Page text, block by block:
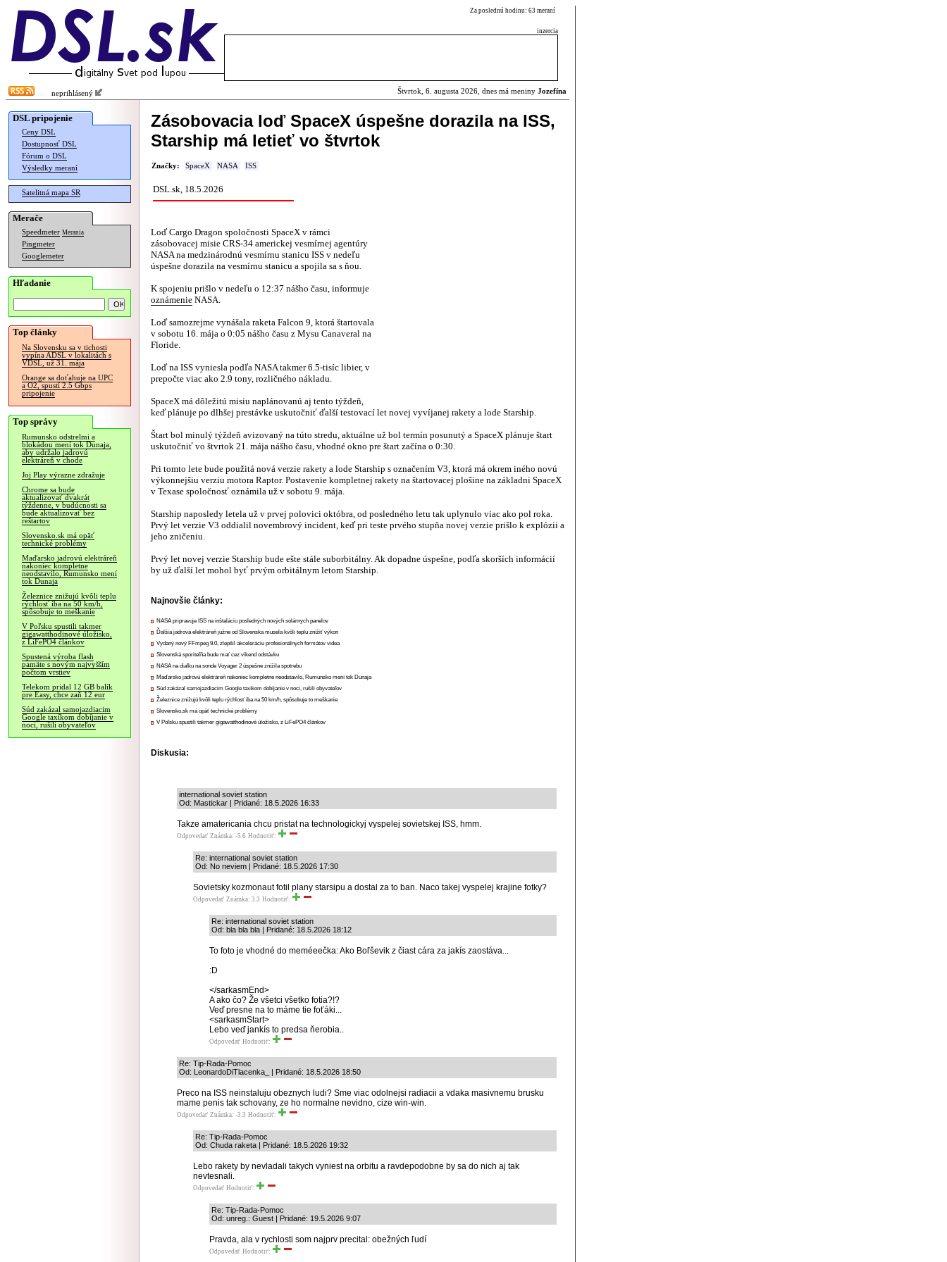
Za poslednú hodinu: 63 meraní
inzercia
neprihlásený Štvrtok, 6. augusta 2026, dnes má meniny Jozefína
DSL pripojenie
Ceny DSL
Dostupnosť DSL
Fórum o DSL
Výsledky meraní
Satelitná mapa SR
Merače
Speedmeter Merania
Pingmeter
Googlemeter
Hľadanie
Top články
Na Slovensku sa v tichosti
vypína ADSL v lokalitách s
VDSL, už 31. mája
Orange sa doťahuje na UPC
a O2, spustí 2.5 Gbps
pripojenie
Top správy
Rumunsko odstrelmi a
blokádou mení tok Dunaja,
aby udržalo jadrovú
elektráreň v chode
Joj Play výrazne zdražuje
Chrome sa bude
aktualizovať dvakrát
týždenne, v budúcnosti sa
bude aktualizovať bez
reštartov
Slovensko.sk má opäť
technické problémy
Maďarsko jadrovú elektráreň
nakoniec kompletne
neodstavilo, Rumunsko mení
tok Dunaja
Železnice znižujú kvôli teplu
rýchlosť iba na 50 km/h,
spôsobuje to meškanie
V Poľsku spustili takmer
gigawatthodinové úložisko,
z LiFePO4 článkov
Spustená výroba flash
pamäte s novým najvyšším
počtom vrstiev
Telekom pridal 12 GB balík
pre Easy, chce zaň 12 eur
Súd zakázal samojazdiacim
Google taxíkom dobíjanie v
noci, rušili obyvateľov
Zásobovacia loď SpaceX úspešne dorazila na ISS,
Starship má letieť vo štvrtok
Značky: SpaceX NASA ISS
DSL.sk, 18.5.2026
Loď Cargo Dragon spoločnosti SpaceX v rámci
zásobovacej misie CRS-34 americkej vesmírnej agentúry
NASA na medzinárodnú vesmírnu stanicu ISS v nedeľu
úspešne dorazila na vesmírnu stanicu a spojila sa s ňou.
K spojeniu prišlo v nedeľu o 12:37 nášho času, informuje
oznámenie NASA.
Loď samozrejme vynášala raketa Falcon 9, ktorá štartovala
v sobotu 16. mája o 0:05 nášho času z Mysu Canaveral na
Floride.
Loď na ISS vyniesla podľa NASA takmer 6.5-tisíc libier, v
prepočte viac ako 2.9 tony, rozličného nákladu.
SpaceX má dôležitú misiu naplánovanú aj tento týždeň,
keď plánuje po dlhšej prestávke uskutočniť ďalší testovací let novej vyvíjanej rakety a lode Starship.
Štart bol minulý týždeň avizovaný na túto stredu, aktuálne už bol termín posunutý a SpaceX plánuje štart
uskutočniť vo štvrtok 21. mája nášho času, vhodné okno pre štart začína o 0:30.
Pri tomto lete bude použitá nová verzie rakety a lode Starship s označením V3, ktorá má okrem iného novú
výkonnejšiu verziu motora Raptor. Postavenie kompletnej rakety na štartovacej plošine na základni SpaceX
v Texase spoločnosť oznámila už v sobotu 9. mája.
Starship naposledy letela už v prvej polovici októbra, od posledného letu tak uplynulo viac ako pol roka.
Prvý let verzie V3 oddialil novembrový incident, keď pri teste prvého stupňa novej verzie prišlo k explózii a
jeho zničeniu.
Prvý let novej verzie Starship bude ešte stále suborbitálny. Ak dopadne úspešne, podľa skorších informácií
by už ďalší let mohol byť prvým orbitálnym letom Starship.
Najnovšie články:
NASA pripravuje ISS na inštaláciu posledných nových solárnych panelov
Ďalšia jadrová elektráreň južne od Slovenska musela kvôli teplu znížiť výkon
Vydaný nový FFmpeg 9.0, zlepšil akceleráciu profesionálnych formátov videa
Slovenská sporiteľňa bude mať cez víkend odstávku
NASA na diaľku na sonde Voyager 2 úspešne znížila spotrebu
Maďarsko jadrovú elektráreň nakoniec kompletne neodstavilo, Rumunsko mení tok Dunaja
Súd zakázal samojazdiacim Google taxíkom dobíjanie v noci, rušili obyvateľov
Železnice znižujú kvôli teplu rýchlosť iba na 50 km/h, spôsobuje to meškanie
Slovensko.sk má opäť technické problémy
V Poľsku spustili takmer gigawatthodinové úložisko, z LiFePO4 článkov
Diskusia:
international soviet station
Od: Mastickar | Pridané: 18.5.2026 16:33
Takze amatericania chcu pristat na technologickyj vyspelej sovietskej ISS, hmm.
Odpovedať Známka: -5.6 Hodnotiť:
Re: international soviet station
Od: No neviem | Pridané: 18.5.2026 17:30
Sovietsky kozmonaut fotil plany starsipu a dostal za to ban. Naco takej vyspelej krajine fotky?
Odpovedať Známka: 3.3 Hodnotiť:
Re: international soviet station
Od: bla bla bla | Pridané: 18.5.2026 18:12
To foto je vhodné do meméeečka: Ako Boľševik z čiast cára za jakís zaostáva...
:D
</sarkasmEnd>
A ako čo? Že všetci všetko fotia?!?
Veď presne na to máme tie foťáki...
<sarkasmStart>
Lebo veď jankís to predsa ňerobia..
Odpovedať Hodnotiť:
Re: Tip-Rada-Pomoc
Od: LeonardoDiTlacenka_ | Pridané: 18.5.2026 18:50
Preco na ISS neinstaluju obeznych ludi? Sme viac odolnejsi radiacii a vdaka masivnemu brusku
mame penis tak schovany, ze ho normalne nevidno, cize win-win.
Odpovedať Známka: -3.3 Hodnotiť:
Re: Tip-Rada-Pomoc
Od: Chuda raketa | Pridané: 18.5.2026 19:32
Lebo rakety by nevladali takych vyniest na orbitu a ravdepodobne by sa do nich aj tak
nevtesnali.
Odpovedať Hodnotiť:
Re: Tip-Rada-Pomoc
Od: unreg.: Guest | Pridané: 19.5.2026 9:07
Pravda, ala v rychlosti som najprv precital: obežných ľudí
Odpovedať Hodnotiť: